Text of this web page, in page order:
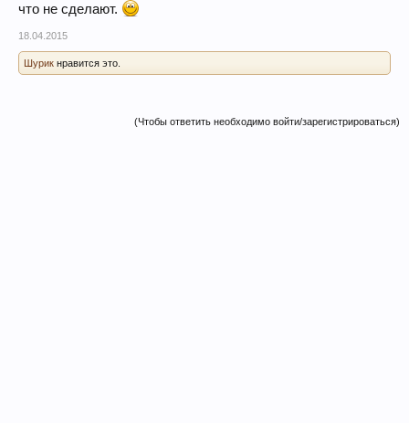
что не сделают.
18.04.2015
Шурик нравится это.
(Чтобы ответить необходимо войти/зарегистрироваться)